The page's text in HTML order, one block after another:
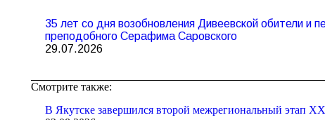
35 лет со дня возобновления Дивеевской обители и
преподобного Серафима Саровского
29.07.2026
Смотрите также:
В Якутске завершился второй межрегиональный этап